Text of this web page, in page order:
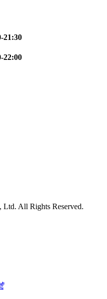
21:30
22:00
Ltd. All Rights Reserved.